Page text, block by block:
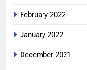
February 2022
January 2022
December 2021